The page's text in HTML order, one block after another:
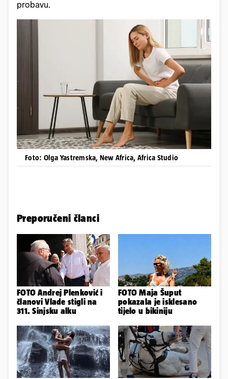
probavu.
Foto: Olga Yastremska, New Africa, Africa Studio
Preporučeni članci
FOTO Andrej Plenković i
članovi Vlade stigli na
311. Sinjsku alku
FOTO Maja Šuput
pokazala je isklesano
tijelo u bikiniju